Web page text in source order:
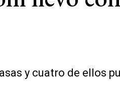
y cuatro de ellos